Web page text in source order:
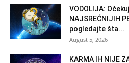
VODOLIJA:
NAJSREĆNIJIH
pogledajte šta...
August 5, 2026
KARMA IH NIJE